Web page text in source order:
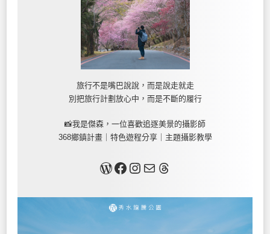
旅行不是嘴巴說說，而是說走就走
別把旅行計劃放心中，而是不斷的履行
📸我是傑森，一位喜歡追逐美景的攝影師
368鄉鎮計畫｜特色遊程分享｜主題攝影教學
關於我Facebook InstagramMail Threads